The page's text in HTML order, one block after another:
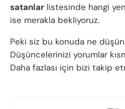
satanlar listesinde hangi
ise merakla bekliyoruz.
Peki siz bu konuda ne
Düşüncelerinizi yorumlar
Daha fazlası için bizi takip